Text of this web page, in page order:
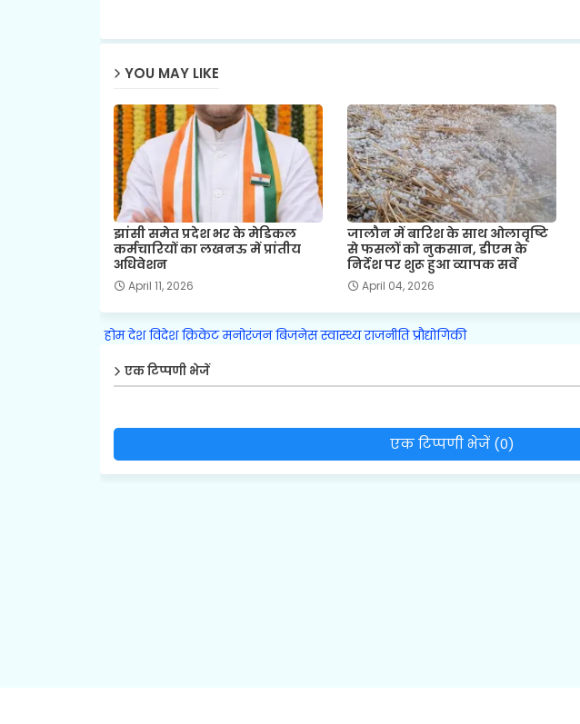
YOU MAY LIKE
झांसी समेत प्रदेश भर के मेडिकल
कर्मचारियों का लखनऊ में प्रांतीय
अधिवेशन
April 11, 2026
जालौन में बारिश के साथ ओलावृष्टि
से फसलों को नुकसान, डीएम के
निर्देश पर शुरू हुआ व्यापक सर्वे
April 04, 2026
होम देश विदेश क्रिकेट मनोरंजन बिजनेस स्वास्थ्य राजनीति प्रौद्योगिकी
एक टिप्पणी भेजें
एक टिप्पणी भेजें (0)